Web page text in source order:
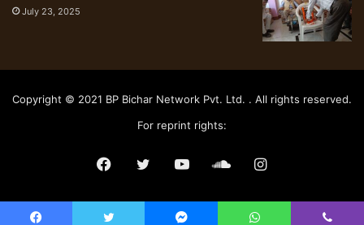
July 23, 2025
Copyright © 2021 BP Bichar Network Pvt. Ltd. . All rights reserved.
For reprint rights:
Facebook
TwitterYouTubeSoundCloud
Instagram